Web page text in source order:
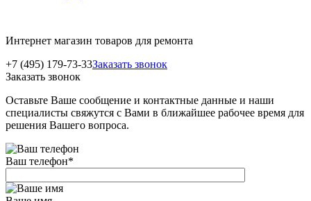
Интернет магазин товаров для ремонта
+7 (495) 179-73-33Заказать звонок
Заказать звонок
Оставьте Ваше сообщение и контактные данные и наши
специалисты свяжутся с Вами в ближайшее рабочее время для
решения Вашего вопроса.
Ваш телефон*